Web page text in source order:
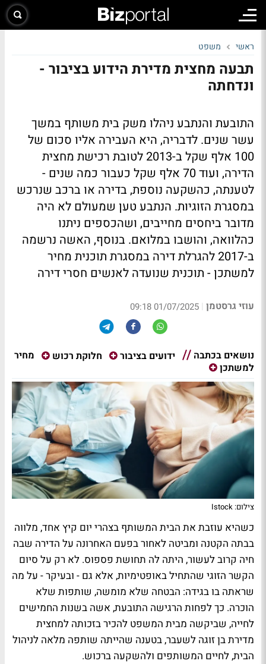
ראשי משפט
תבעה מחצית מדירת הידוע בציבור -
ונדחתה
התובעת והנתבע ניהלו משק בית משותף במשך
עשר שנים. לדבריה, היא העבירה אליו סכום של
100 אלף שקל ב-2013 לטובת רכישת מחצית
הדירה, ועוד 70 אלף שקל כעבור כמה שנים -
לטענתה, כהשקעה נוספת, בדירה או ברכב שנרכש
במסגרת הזוגיות. הנתבע טען שמעולם לא היה
מדובר ביחסים מחייבים, ושהכספים ניתנו
כהלוואה, והושבו במלואם. בנוסף, האשה נרשמה
ב-2017 להגרלת דירה במסגרת תוכנית מחיר
למשתכן - תוכנית שנועדה לאנשים חסרי דירה
עוזי גרסטמן |
01/07/2025 09:18
נושאים בכתבה ידועים בציבור חלוקת רכוש
מחיר
למשתכן
צילום: Istock
כשהיא עוזבת את הבית המשותף בצהרי יום קיץ אחד, מלווה
בבתה הקטנה ומביטה לאחור בפעם האחרונה על הדירה שבה
חיה קרוב לעשור, היתה לה תחושת פספוס. לא רק על סיום
הקשר הזוגי שהתחיל באופטימיות, אלא גם - ובעיקר - על מה
שראתה בו בגידה: הבטחה שלא מומשה, שותפות שלא
הוכרה. כך לפחות הרגישה התובעת, אשה בשנות החמישים
לחייה, שביקשה מבית המשפט להכיר בזכותה למחצית
מדירת בן זוגה לשעבר, בטענה שהייתה שותפה מלאה לניהול
הבית, לחיים המשותפים ולהשקעה ברכוש.